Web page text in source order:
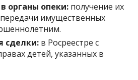
органы опеки: получение их
передачи имущественных
сделки: в Росреестре с
детей, указанных в